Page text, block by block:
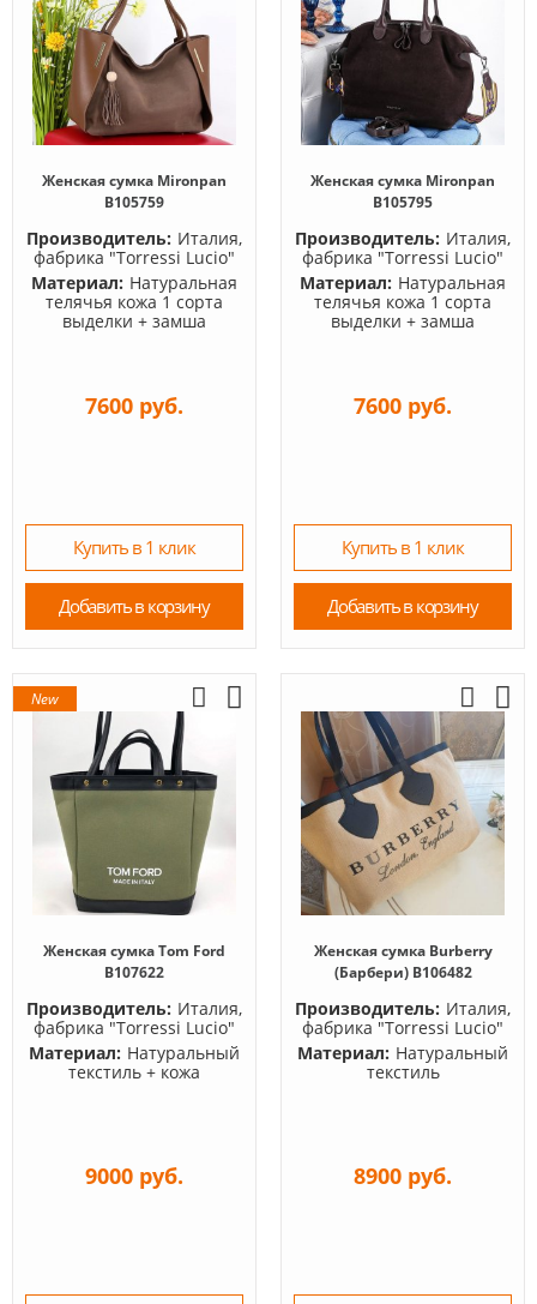
Женская сумка Mironpan
B105759
Производитель: Италия,
фабрика "Torressi Lucio"
Материал: Натуральная
телячья кожа 1 сорта
выделки + замша
7600 руб.
Купить в 1 клик
Добавить в корзину
Женская сумка Mironpan
B105795
Производитель: Италия,
фабрика "Torressi Lucio"
Материал: Натуральная
телячья кожа 1 сорта
выделки + замша
7600 руб.
Купить в 1 клик
Добавить в корзину
New
Женская сумка Tom Ford
B107622
Производитель: Италия,
фабрика "Torressi Lucio"
Материал: Натуральный
текстиль + кожа
9000 руб.
Женская сумка Burberry
(Барбери) B106482
Производитель: Италия,
фабрика "Torressi Lucio"
Материал: Натуральный
текстиль
8900 руб.